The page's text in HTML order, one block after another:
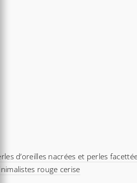
d’oreilles nacrées et perles
rouge cerise